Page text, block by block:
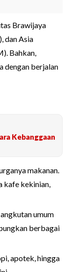
Brawijaya
dan Asia
Bahkan,
dengan berjalan
Kebanggaan
makanan.
kafe kekinian,
umum
berbagai
apotek, hingga